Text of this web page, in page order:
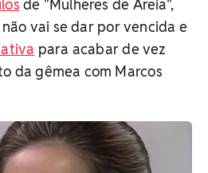
de "Mulheres de Areia",
vai se dar por vencida e
para acabar de vez
da gêmea com Marcos